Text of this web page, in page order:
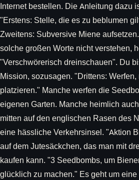
Internet bestellen. Die Anleitung dazu
"Erstens: Stelle, die es zu beblumen
Zweitens: Subversive Miene
solche großen Worte nicht verstehen,
"Verschwörerisch dreinschauen". Du
Mission, sozusagen. "Drittens:
platzieren." Manche werfen die
eigenen Garten. Manche heimlich
mitten auf den englischen Rasen des
eine hässliche Verkehrsinsel. "Aktion
auf dem Jutesäckchen, das man mit
kaufen kann. "3 Seedbombs, um
glücklich zu machen." Es geht um eine